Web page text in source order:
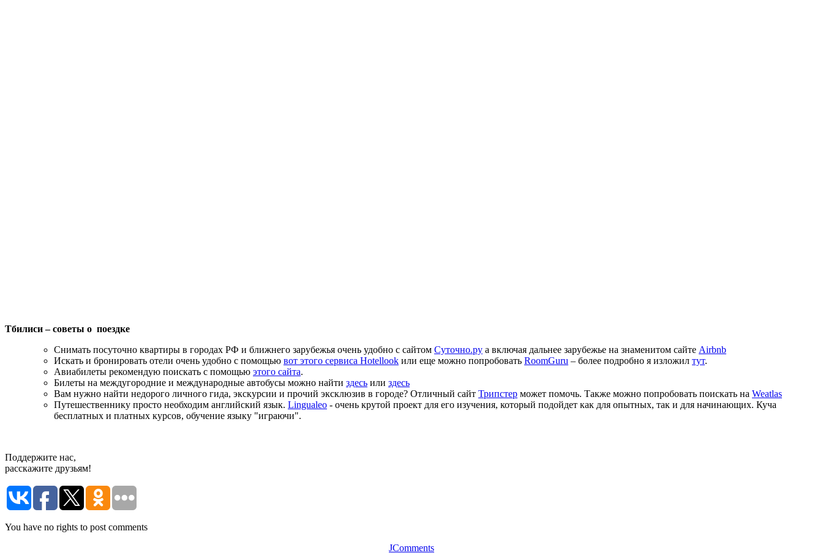
Тбилиси – советы о поездке
Снимать посуточно квартиры в городах РФ и ближнего зарубежья очень удобно с сайтом Суточно.ру а включая дальнее зарубежье на знаменитом сайте Airbnb
Искать и бронировать отели очень удобно с помощью вот этого сервиса Hotellook или еще можно попробовать RoomGuru – более подробно я изложил тут.
Авиабилеты рекомендую поискать с помощью этого сайта.
Билеты на междугородние и международные автобусы можно найти здесь или здесь
Вам нужно найти недорого личного гида, экскурсии и прочий эксклюзив в городе? Отличный сайт Трипстер может помочь. Также можно попробовать поискать на Weatlas
Путешественнику просто необходим английский язык. Lingualeo - очень крутой проект для его изучения, который подойдет как для опытных, так и для начинающих. Куча
бесплатных и платных курсов, обучение языку "играючи".
Поддержите нас,
расскажите друзьям!
You have no rights to post comments
JComments